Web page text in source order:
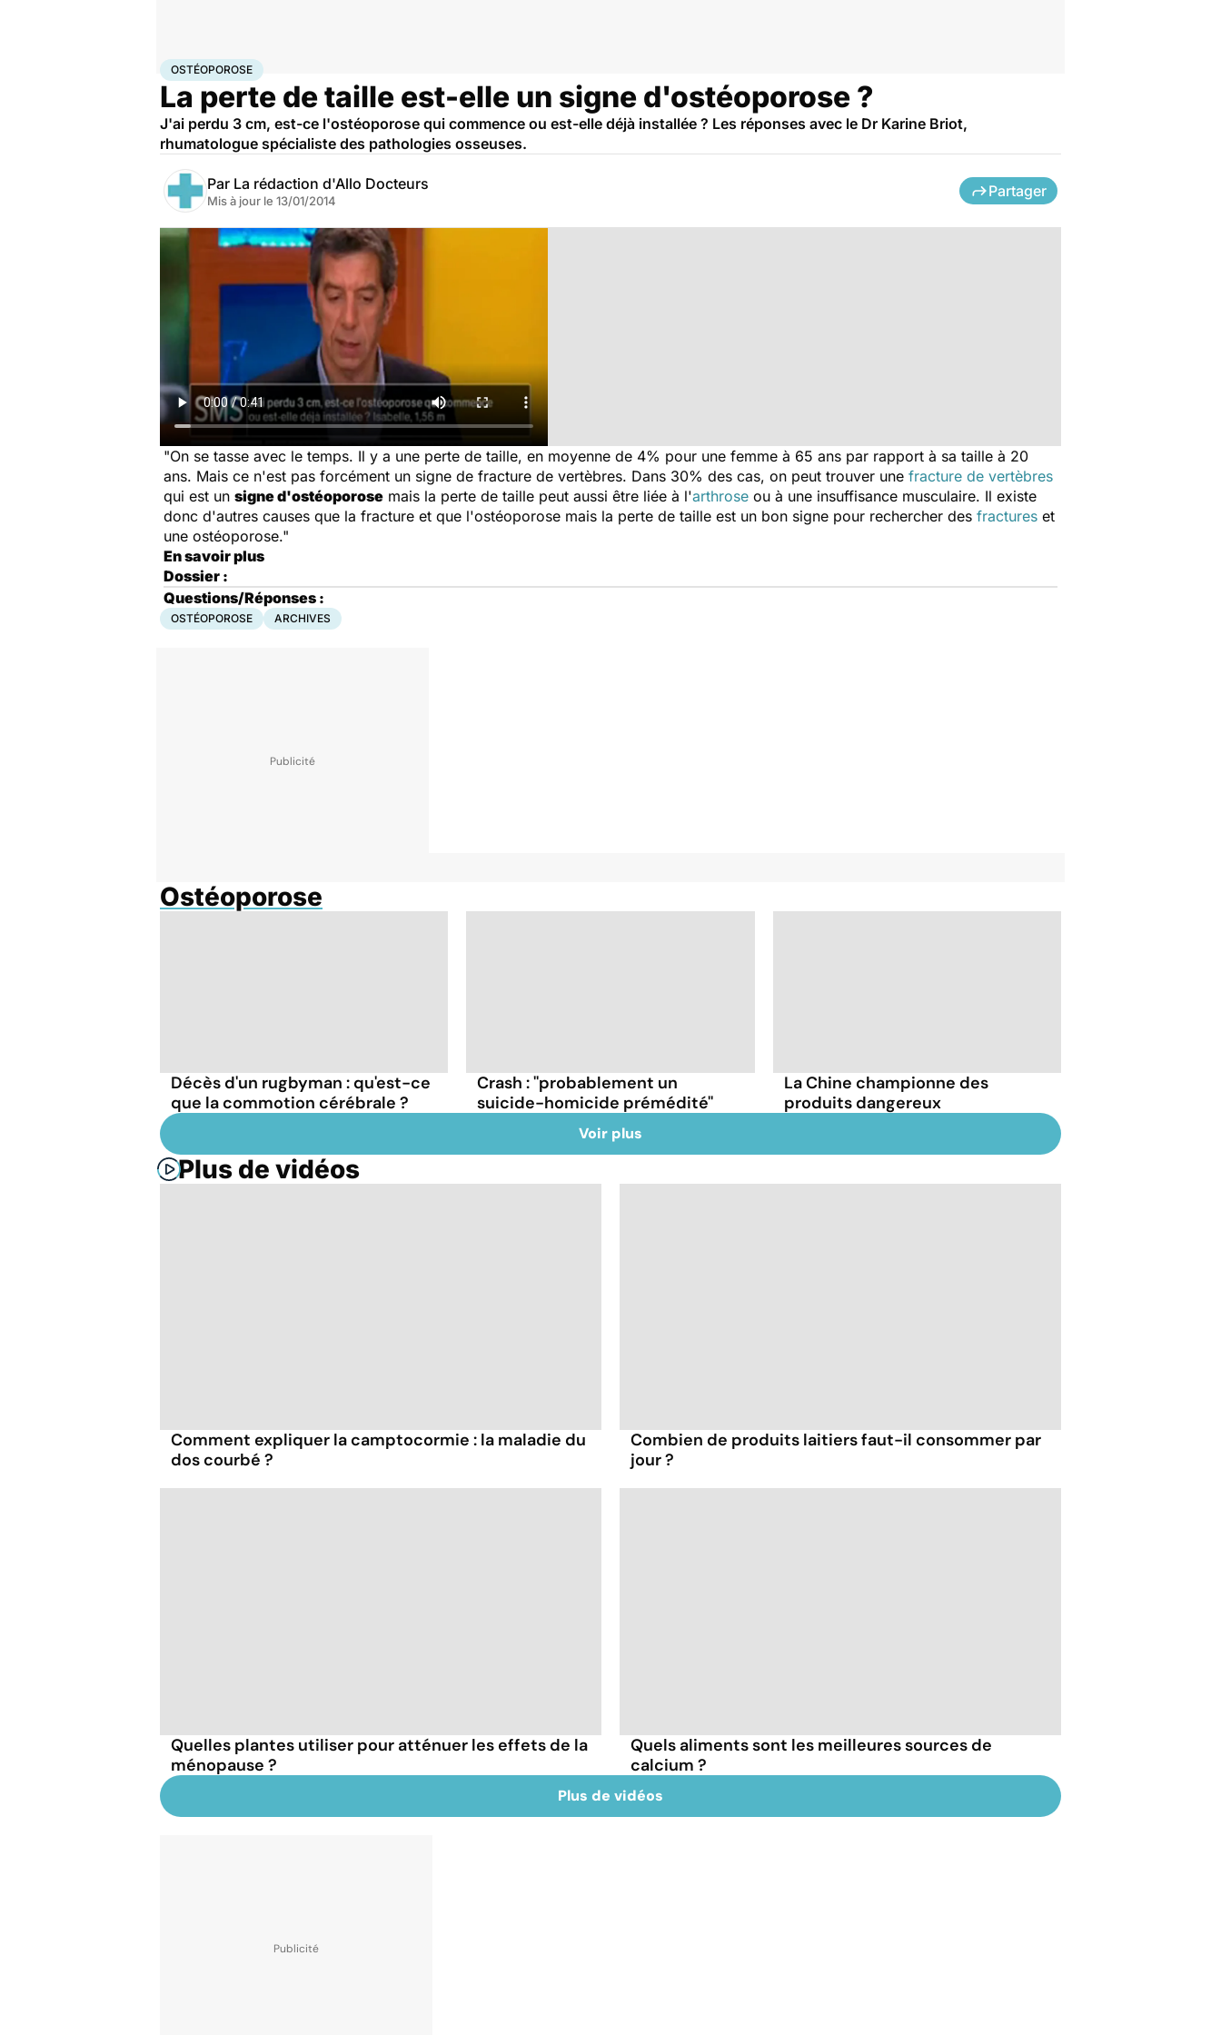
AccueilSantéOstéoporose
OSTÉOPOROSE
La perte de taille est-elle un signe d'ostéoporose ?
J'ai perdu 3 cm, est-ce l'ostéoporose qui commence ou est-elle déjà installée ? Les réponses avec le Dr Karine Briot,
rhumatologue spécialiste des pathologies osseuses.
Par La rédaction d'Allo Docteurs
Mis à jour le 13/01/2014
Partager
"On se tasse avec le temps. Il y a une perte de taille, en moyenne de 4% pour une femme à 65 ans par rapport à sa taille à 20
ans. Mais ce n'est pas forcément un signe de fracture de vertèbres. Dans 30% des cas, on peut trouver une fracture de vertèbres
qui est un signe d'ostéoporose mais la perte de taille peut aussi être liée à l'arthrose ou à une insuffisance musculaire. Il existe
donc d'autres causes que la fracture et que l'ostéoporose mais la perte de taille est un bon signe pour rechercher des fractures et
une ostéoporose."
En savoir plus
Dossier :
Questions/Réponses :
OSTÉOPOROSE ARCHIVES
Ostéoporose
Décès d'un rugbyman : qu'est-ce
que la commotion cérébrale ?
Crash : ''probablement un
suicide-homicide prémédité''
La Chine championne des
produits dangereux
Voir plus
Plus de vidéos
Comment expliquer la camptocormie : la maladie du
dos courbé ?
Combien de produits laitiers faut-il consommer par
jour ?
Quelles plantes utiliser pour atténuer les effets de la
ménopause ?
Quels aliments sont les meilleures sources de
calcium ?
Plus de vidéos